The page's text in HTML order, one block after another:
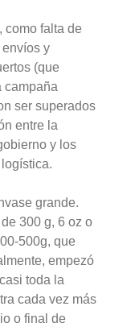
como falta de
y
(que
campaña
ser superados
entre la
y los
grande.
300 g, 6 oz o
500g, que
empezó
toda la
cada vez más
o final de